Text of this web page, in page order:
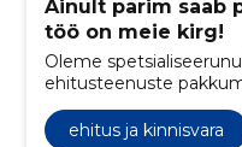
Ainult parim saab
töö on meie kirg!
Oleme
ehitusteenuste
veoteenused
ehitus ja kinnisvara